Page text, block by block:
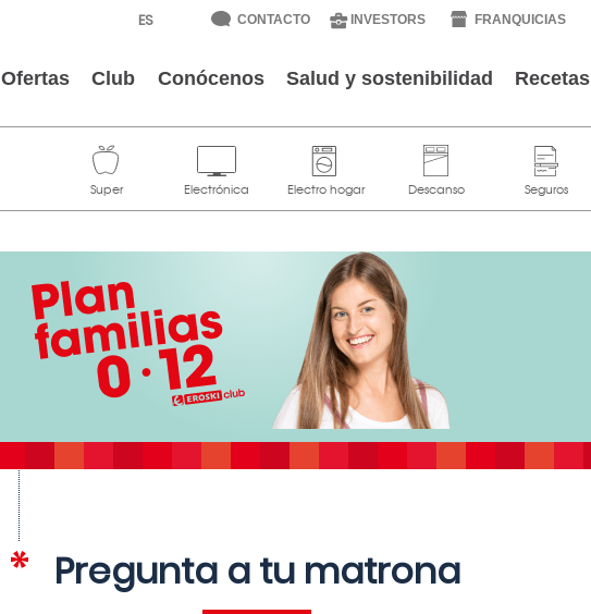
CONTACTO INVESTORS FRANQUICIAS
Ofertas Club Conócenos Salud y sostenibilidad Recetas
Pregunta a tu matrona